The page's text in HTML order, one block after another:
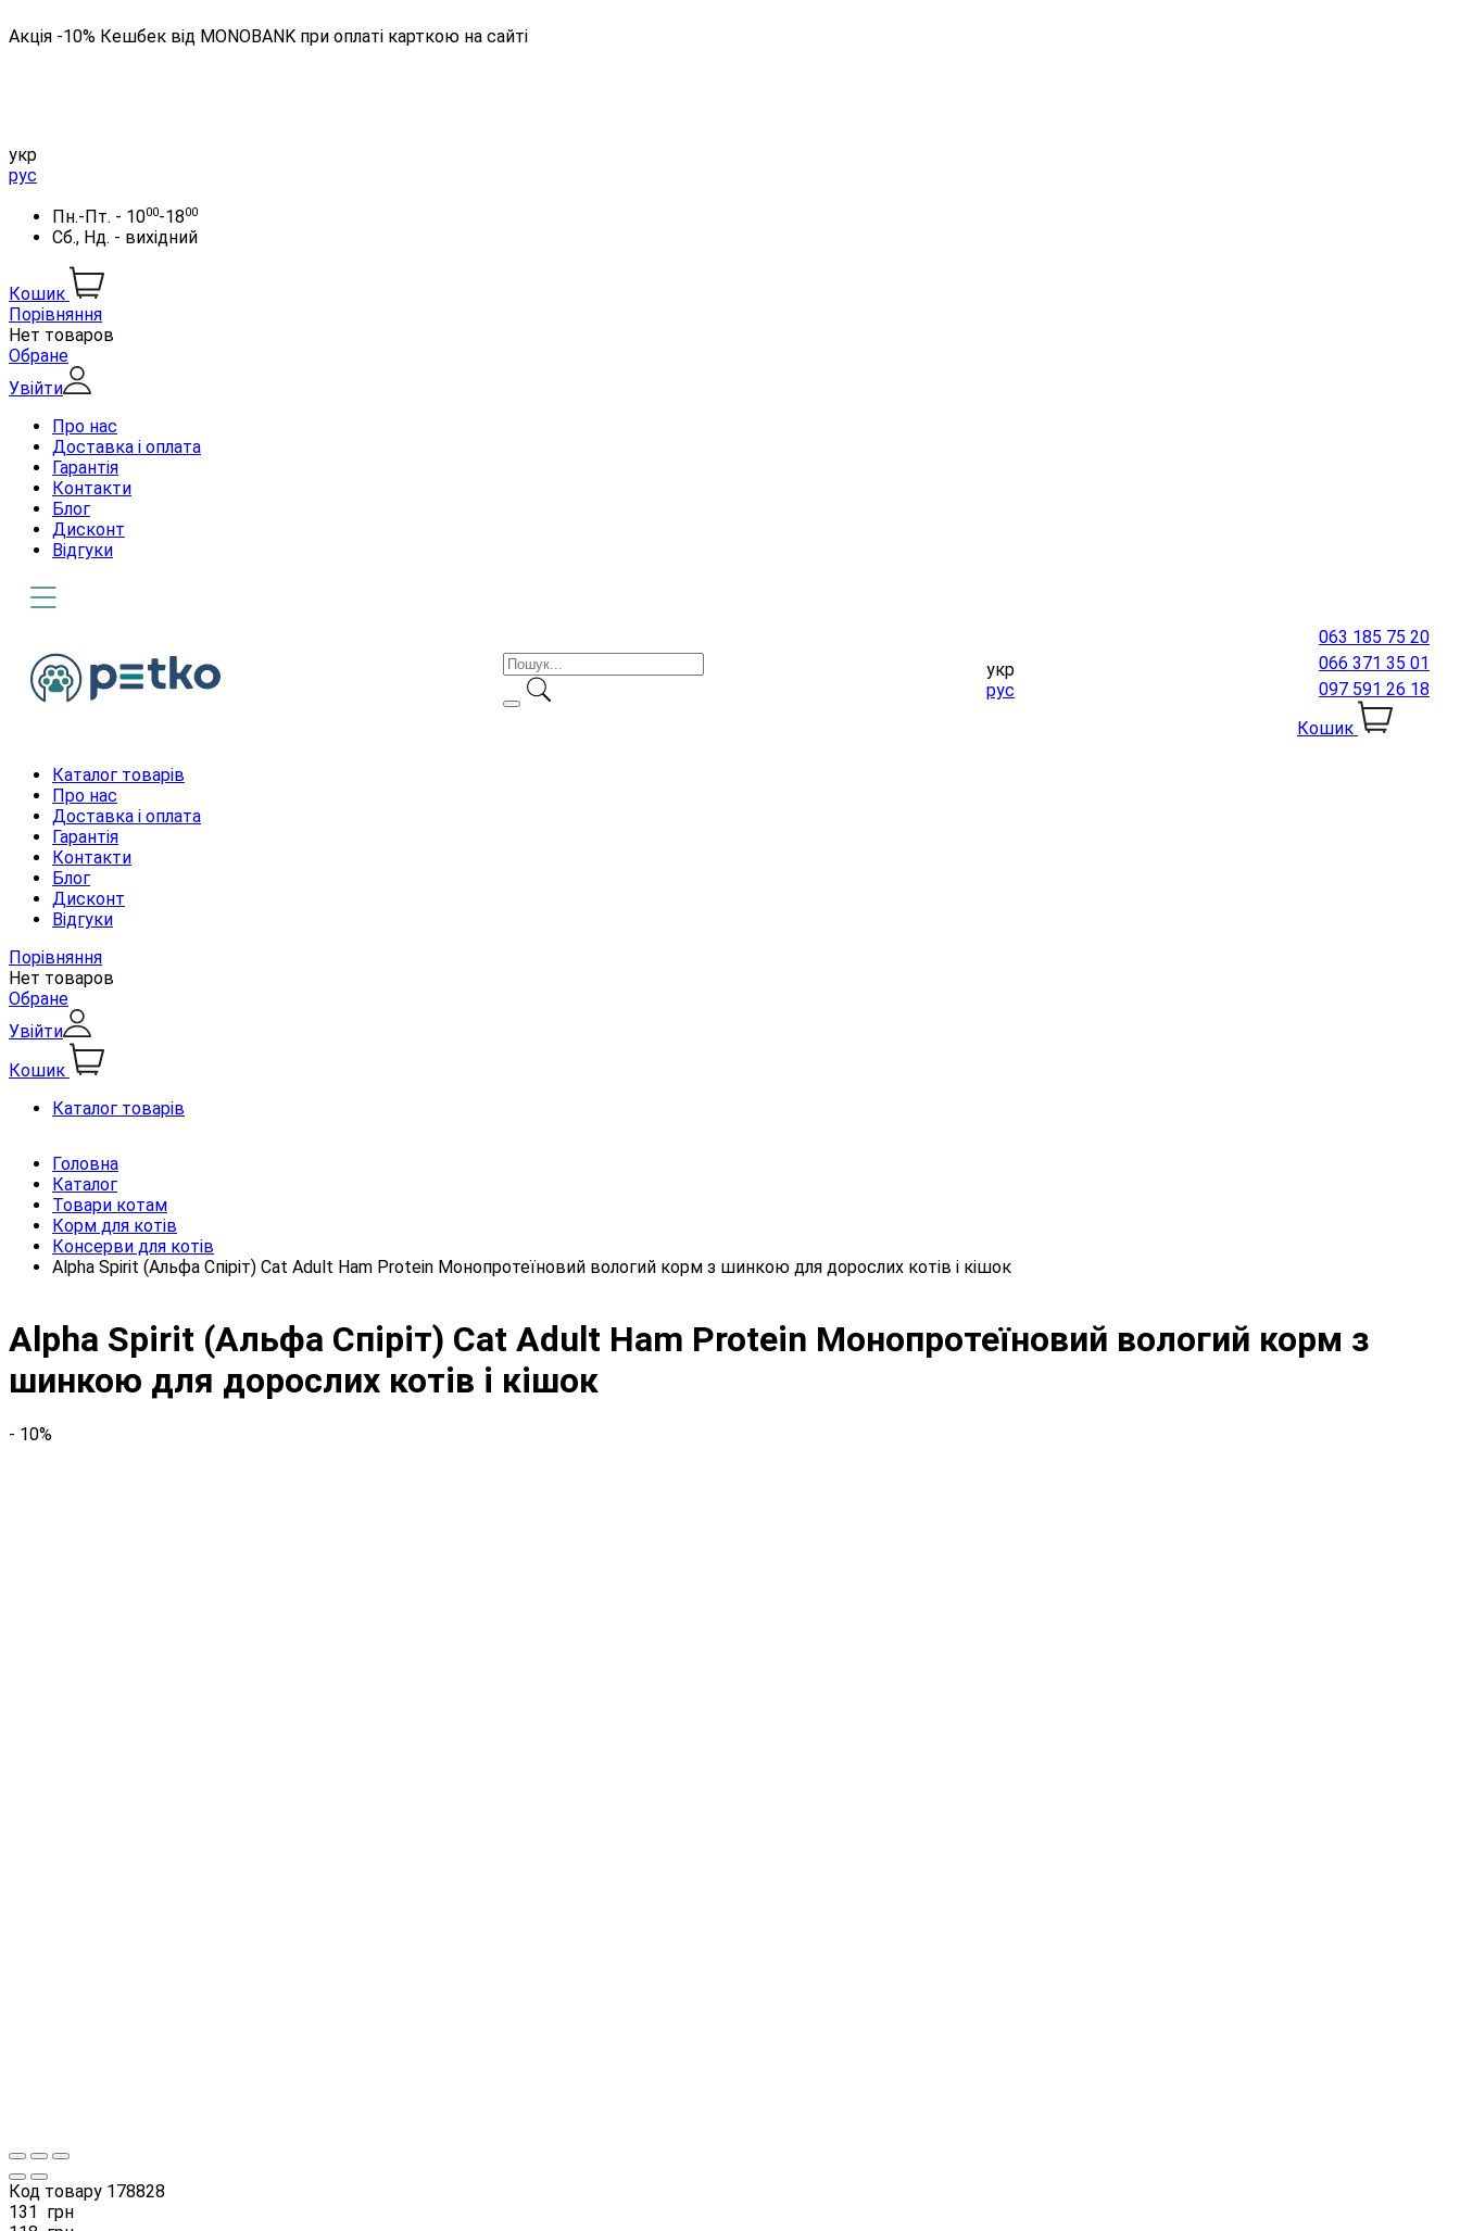
Акція -10% Кешбек від MONOBANK при оплаті карткою на сайті
укр
рус
Пн.-Пт. - 1000-1800
Сб., Нд. - вихідний
Кошик
Порівняння
Нет товаров
Обране
Увійти
Про нас
Доставка і оплата
Гарантія
Контакти
Блог
Дисконт
Відгуки
укр
рус
063 185 75 20
066 371 35 01
097 591 26 18
Кошик
Каталог товарів
Про нас
Доставка і оплата
Гарантія
Контакти
Блог
Дисконт
Відгуки
Порівняння
Нет товаров
Обране
Увійти
Кошик
Каталог товарів
Головна
Каталог
Товари котам
Корм для котів
Консерви для котів
Alpha Spirit (Альфа Спіріт) Cat Adult Ham Protein Монопротеїновий вологий корм з шинкою для дорослих котів і кішок
Alpha Spirit (Альфа Спіріт) Cat Adult Ham Protein Монопротеїновий вологий корм з
шинкою для дорослих котів і кішок
- 10%
Код товару 178828
131
грн